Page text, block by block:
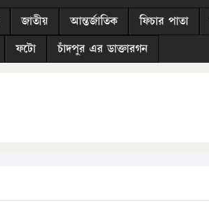
জাতীয় আন্তর্জাতিক ফিচার পাতা
ফটো চাঁদপুর এর ডাক্তারগন